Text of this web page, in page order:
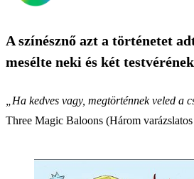
A színésznő azt a történetet
mesélte neki és két
„Ha kedves vagy, megtörténnek veled a
Three Magic Baloons (Három